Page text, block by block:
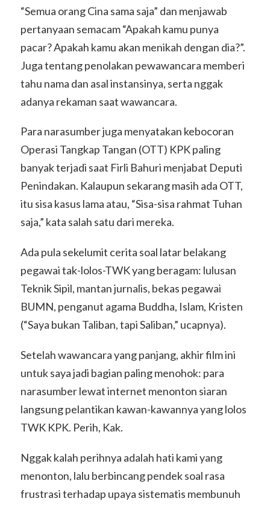
“Semua orang Cina sama saja” dan menjawab
pertanyaan semacam “Apakah kamu punya
pacar? Apakah kamu akan menikah dengan dia?”.
Juga tentang penolakan pewawancara memberi
tahu nama dan asal instansinya, serta nggak
adanya rekaman saat wawancara.
Para narasumber juga menyatakan kebocoran
Operasi Tangkap Tangan (OTT) KPK paling
banyak terjadi saat Firli Bahuri menjabat Deputi
Penindakan. Kalaupun sekarang masih ada OTT,
itu sisa kasus lama atau, “Sisa-sisa rahmat Tuhan
saja,” kata salah satu dari mereka.
Ada pula sekelumit cerita soal latar belakang
pegawai tak-lolos-TWK yang beragam: lulusan
Teknik Sipil, mantan jurnalis, bekas pegawai
BUMN, penganut agama Buddha, Islam, Kristen
(“Saya bukan Taliban, tapi Saliban,” ucapnya).
Setelah wawancara yang panjang, akhir film ini
untuk saya jadi bagian paling menohok: para
narasumber lewat internet menonton siaran
langsung pelantikan kawan-kawannya yang lolos
TWK KPK. Perih, Kak.
Nggak kalah perihnya adalah hati kami yang
menonton, lalu berbincang pendek soal rasa
frustrasi terhadap upaya sistematis membunuh